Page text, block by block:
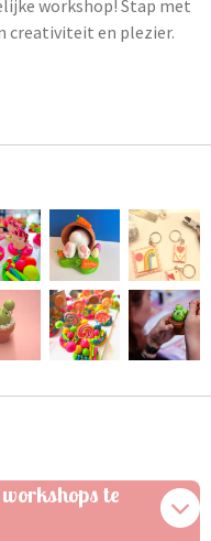
workshop! Stap met
creativiteit en plezier.
te